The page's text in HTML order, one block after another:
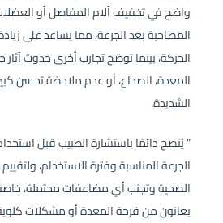
واضح في تخفيف آلام المفاصل أو
المصاحبة بعد الجرعة، مما يساعد على
الحركة، بينما توضح تجارب أخرى حدوث آثار
المعدة، الصداع، أو عدم ملاحظة تحسن
الشديدة.
” يُنصح دائمًا باستشارة الطبيب قبل
الجرعة المناسبة وفترة الاستخدام،
الصحية وتجنب أي مضاعفات محتملة،
يعانون من قرحة المعدة أو مشكلات